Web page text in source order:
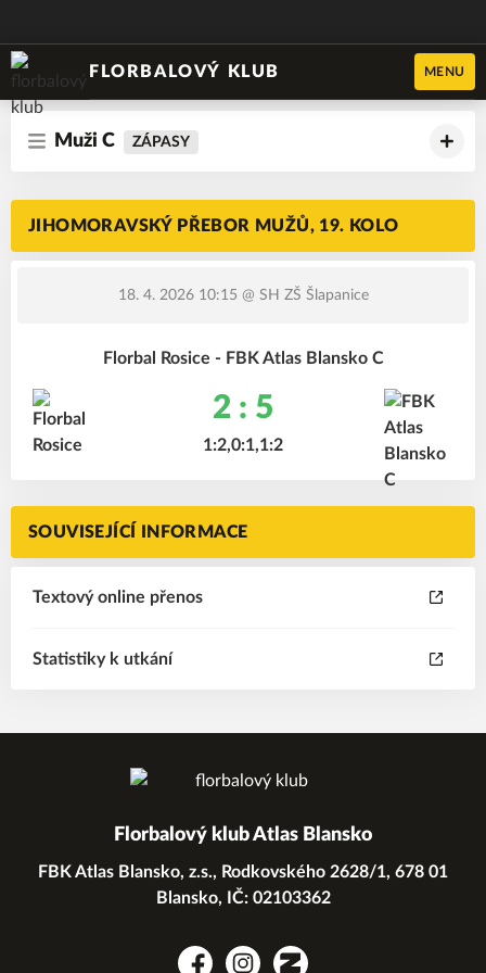
FLORBALOVÝ KLUB MENU
Muži C ZÁPASY
JIHOMORAVSKÝ PŘEBOR MUŽŮ, 19. KOLO
18. 4. 2026 10:15 @ SH ZŠ Šlapanice
Florbal Rosice - FBK Atlas Blansko C
2 : 5
1:2,0:1,1:2
SOUVISEJÍCÍ INFORMACE
Textový online přenos
Statistiky k utkání
Florbalový klub Atlas Blansko
FBK Atlas Blansko, z.s., Rodkovského 2628/1, 678 01
Blansko, IČ: 02103362